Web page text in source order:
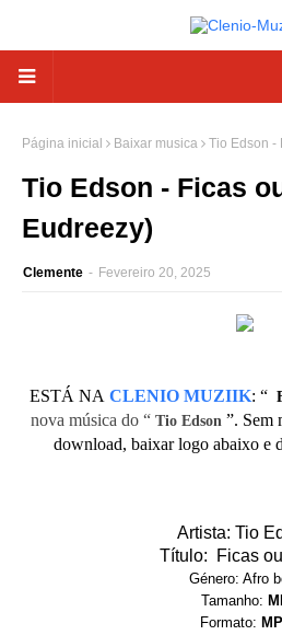
Página inicial Baixar musica Tio Edson -
Tio Edson - Ficas
Eudreezy)
Clemente - Fevereiro 20, 2025
ESTÁ NA CLENIO MUZIIK: “
nova música do “ Tio Edson ”. Sem
download, baixar logo abaixo e
Artista: Tio
Título: Ficas
Género: Afro
Tamanho:
Formato: